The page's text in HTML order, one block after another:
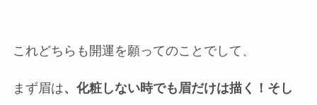
これどちらも開運を願ってのことでして、
まず眉は、化粧しない時でも眉だけは描く！そし